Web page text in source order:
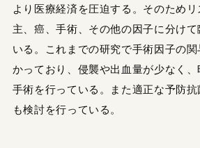
より医療経済を圧迫する。そのため
主、癌、手術、その他の因子に分け
いる。これまでの研究で手術因子の
かっており、侵襲や出血量が少なく
手術を行っている。また適正な予防
も検討を行っている。